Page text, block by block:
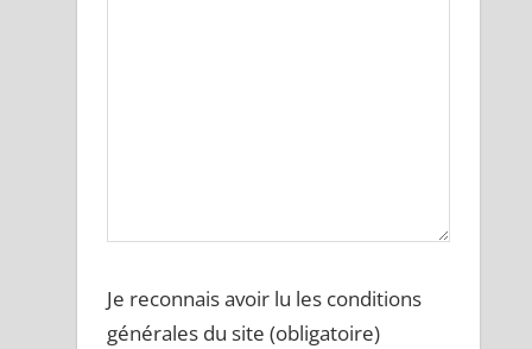
Je reconnais avoir lu les conditions
générales du site (obligatoire)